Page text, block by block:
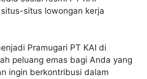
situs lowongan kerja
Pramugari PT KAI di
peluang emas bagi Anda yang
ingin berkontribusi dalam